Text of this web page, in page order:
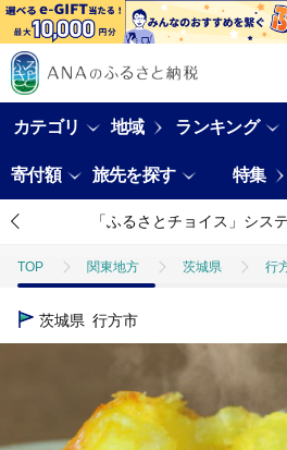
カテゴリ 地域 ランキング
寄付額 旅先を探す 特集
「ふるさとチョイス」シス
TOP 関東地方 茨城県 行
TOP
定期便 【6ヶ月定期便】熟
定期便 野菜(定期便)
茨城県 行方市